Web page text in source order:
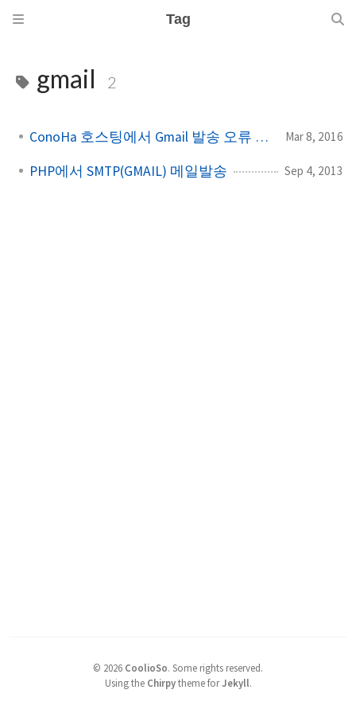
Tag
gmail 2
ConoHa 호스팅에서 Gmail 발송 오류 처리 Mar 8, 2016
PHP에서 SMTP(GMAIL) 메일발송 Sep 4, 2013
© 2026 CoolioSo. Some rights reserved.
Using the Chirpytheme forJekyll.